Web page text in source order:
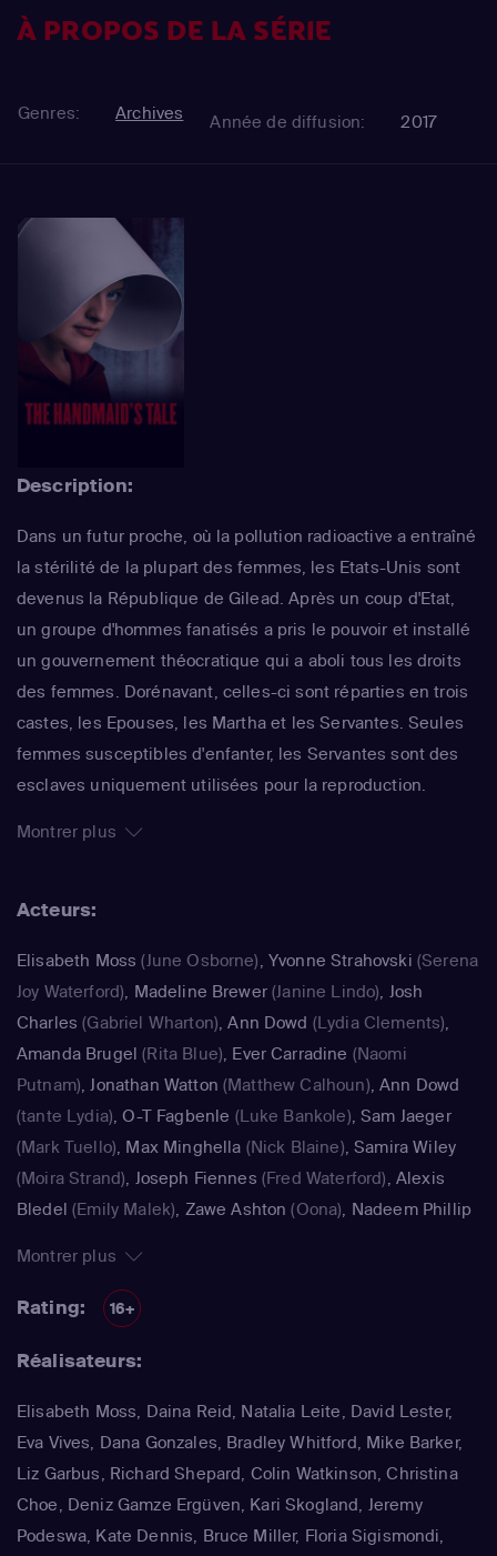
À PROPOS DE LA SÉRIE
Genres: Archives Année de diffusion: 2017
Description:
Dans un futur proche, où la pollution radioactive a entraîné
la stérilité de la plupart des femmes, les Etats-Unis sont
devenus la République de Gilead. Après un coup d'Etat,
un groupe d'hommes fanatisés a pris le pouvoir et installé
un gouvernement théocratique qui a aboli tous les droits
des femmes. Dorénavant, celles-ci sont réparties en trois
castes, les Epouses, les Martha et les Servantes. Seules
femmes susceptibles d'enfanter, les Servantes sont des
esclaves uniquement utilisées pour la reproduction.
mère d'une fillette, elle a été donnée au Commandant
Volker Schlöndorff, la fable glaçante de Margaret Atwood
Montrer plus
Acteurs:
Elisabeth Moss (June Osborne), Yvonne Strahovski (Serena
Joy Waterford), Madeline Brewer(Janine Lindo), Josh
Charles (Gabriel Wharton),Ann Dowd (Lydia Clements),
Amanda Brugel (Rita Blue), Ever Carradine (Naomi
Putnam),Jonathan Watton (Matthew Calhoun),Ann Dowd
(tante Lydia),O-T Fagbenle (Luke Bankole),Sam Jaeger
(Mark Tuello), Max Minghella (Nick Blaine),Samira Wiley
(Moira Strand), Joseph Fiennes (Fred Waterford), Alexis
Bledel (Emily Malek), Zawe Ashton (Oona), Nadeem Phillip
(Aunt Lydia Clements)
Montrer plus
Rating: 16+
Réalisateurs:
Elisabeth Moss, Daina Reid, Natalia Leite, David Lester,
Eva Vives, Dana Gonzales, Bradley Whitford, Mike Barker,
Liz Garbus, Richard Shepard, Colin Watkinson, Christina
Choe, Deniz Gamze Ergüven, Kari Skogland, Jeremy
Podeswa, Kate Dennis, Bruce Miller, Floria Sigismondi,